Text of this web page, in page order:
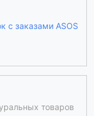
с заказами ASOS
товаров